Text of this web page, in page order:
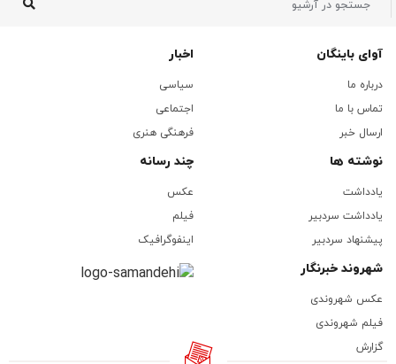
آوای باینگان
درباره ما
تماس با ما
ارسال خبر
اخبار
سیاسی
اجتماعی
فرهنگی هنری
نوشته ها
یادداشت
یادداشت سردبیر
پیشنهاد سردبیر
چند رسانه
عکس
فیلم
اینفوگرافیک
شهروند خبرنگار
عکس شهروندی
فیلم شهروندی
گزارش